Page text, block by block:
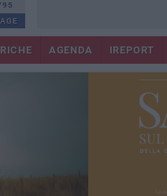
AGENDA IREPORT